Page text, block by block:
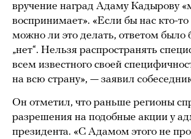
вручение наград Адаму Кадырову
воспринимает». «Если бы нас кто-то
можно ли это делать, ответом было
„нет“. Нельзя распространять
всем известного своей
на всю страну», — заявил
Он отметил, что раньше регионы
разрешения на подобные акции у
президента. «С Адамом этого не